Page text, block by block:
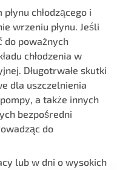
chłodzącego i
wrzeniu płynu. Jeśli
do poważnych
chłodzenia w
Długotrwałe skutki
dla uszczelnienia
a także innych
bezpośredni
do
lub w dni o wysokich